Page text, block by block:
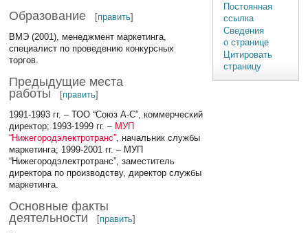
Образование [править]
ВМЭ (2001), менеджмент маркетинга,
специалист по проведению конкурсных
торгов.
Предыдущие места
работы
[править]
1991-1993 гг. – ТОО “Союз А-С”, коммерческий
директор; 1993-1999 гг. – МУП
“Нижегородэлектротранс”, начальник службы
маркетинга; 1999-2001 гг. – МУП
“Нижегородэлектротранс”, заместитель
директора по производству, директор службы
маркетинга.
Основные факты
деятельности
[править]
Постоянная
ссылка
Сведения
о странице
Цитировать
страницу